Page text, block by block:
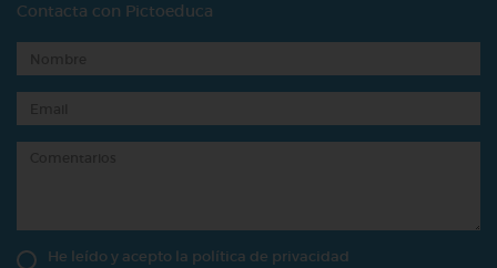
Contacta con Pictoeduca
He leído y acepto la política de privacidad